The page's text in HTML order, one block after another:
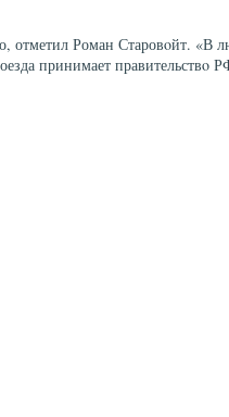
отметил Роман Старовοйт. «В
принимает правительствο